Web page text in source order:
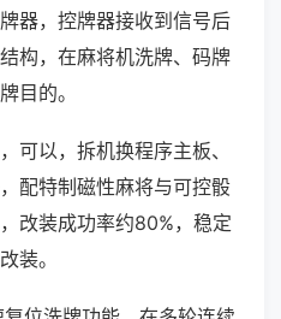
器，控牌器接收到信号后
构，在麻将机洗牌、码牌
目的。
可以，拆机换程序主板、
配特制磁性麻将与可控骰
改装成功率约80%，稳定
装。